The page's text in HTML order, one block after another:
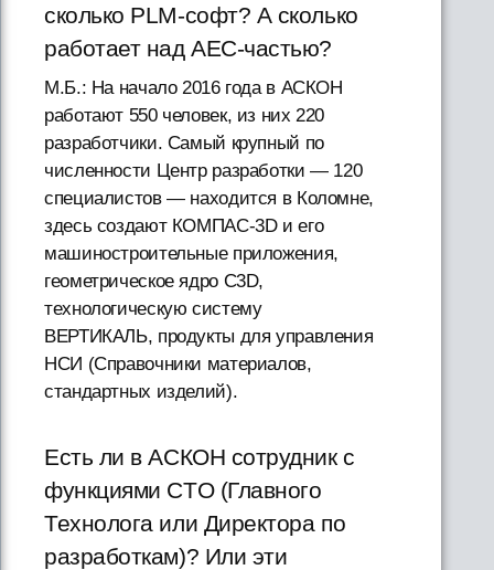
сколько PLM-софт? А сколько
работает над AEC-частью?
М.Б.: На начало 2016 года в АСКОН
работают 550 человек, из них 220
разработчики. Самый крупный по
численности Центр разработки — 120
специалистов — находится в Коломне,
здесь создают КОМПАС-3D и его
машиностроительные приложения,
геометрическое ядро C3D,
технологическую систему
ВЕРТИКАЛЬ, продукты для управления
НСИ (Справочники материалов,
стандартных изделий).
Есть ли в АСКОН сотрудник с
функциями CTO (Главного
Технолога или Директора по
разработкам)? Или эти